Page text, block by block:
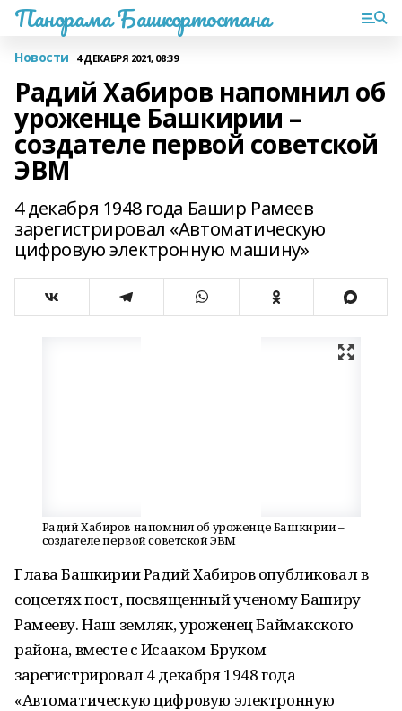
Панорама Башкортостана
Новости 4 ДЕКАБРЯ 2021, 08:39
Радий Хабиров напомнил об
уроженце Башкирии –
создателе первой советской
ЭВМ
4 декабря 1948 года Башир Рамеев
зарегистрировал «Автоматическую
цифровую электронную машину»
Радий Хабиров напомнил об уроженце Башкирии –
создателе первой советской ЭВМ
Глава Башкирии Радий Хабиров опубликовал в
соцсетях пост, посвященный ученому Баширу
Рамееву. Наш земляк, уроженец Баймакского
района, вместе с Исааком Бруком
зарегистрировал 4 декабря 1948 года
«Автоматическую цифровую электронную